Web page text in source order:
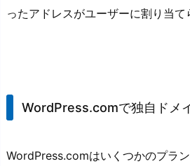
ったアドレスがユーザーに割り当て
WordPress.comで独自ドメ
WordPress.comはいくつかのプラ